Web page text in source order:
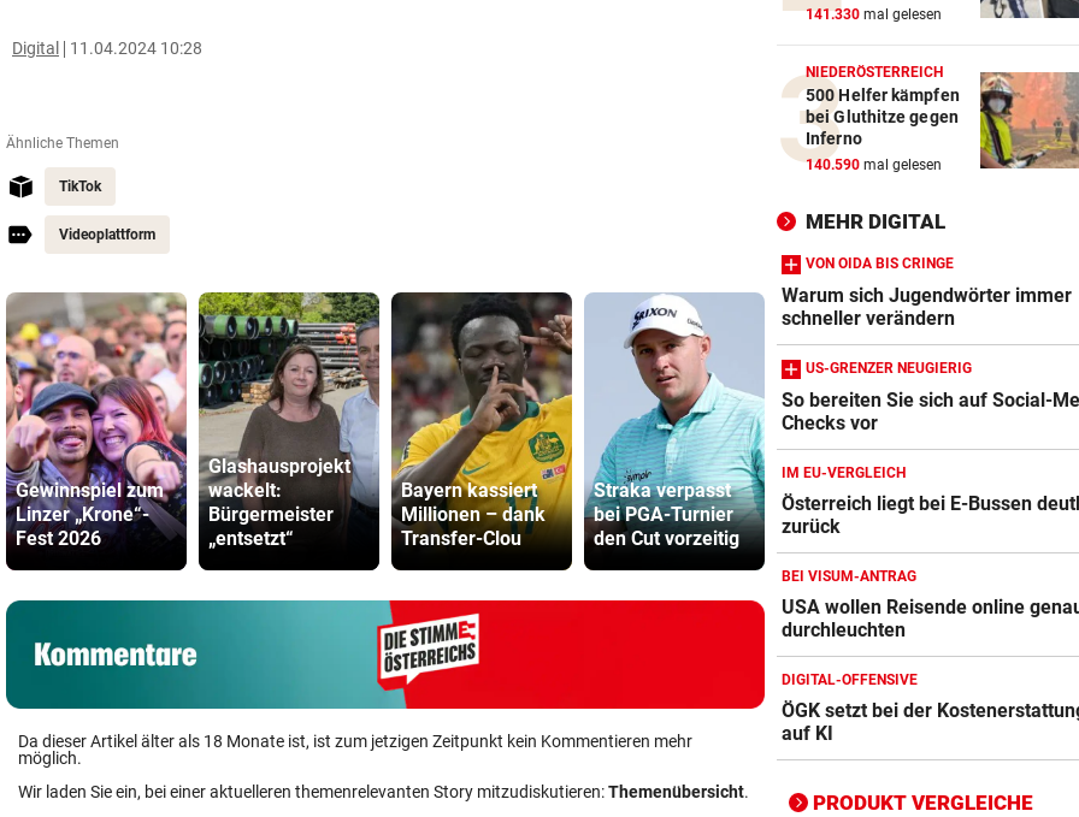
Digital 11.04.2024 10:28
Ähnliche Themen
TikTok
Videoplattform
Gewinnspiel zum
Linzer „Krone“-
Fest 2026
Glashausprojekt
wackelt:
Bürgermeister
„entsetzt“
Bayern kassiert
Millionen – dank
Transfer-Clou
Straka verpasst
bei PGA-Turnier
den Cut vorzeitig
Wir verlosen 22 x
1 Getränkekühler
für heiße Tage!
Sager
Mütter-
Da dieser Artikel älter als 18 Monate ist, ist zum jetzigen Zeitpunkt kein Kommentieren mehr
möglich.
Wir laden Sie ein, bei einer aktuelleren themenrelevanten Story mitzudiskutieren:Themenübersicht.
NEUN GROSSE PREISE
Fest 2026
BUNDESLIGA IM TICKER vor
LIVE ab 19.30 Uhr:
141.330 mal gelesen
NIEDERÖSTERREICH
500 Helfer kämpfen
bei Gluthitze gegen
Inferno
140.590 mal gelesen
MEHR DIGITAL
VON OIDA BIS CRINGE
Warum sich Jugendwörter immer
schneller verändern
US-GRENZER NEUGIERIG
So bereiten Sie sich auf Social-
Checks vor
IM EU-VERGLEICH
Österreich liegt bei E-Bussen
zurück
BEI VISUM-ANTRAG
USA wollen Reisende online
durchleuchten
DIGITAL-OFFENSIVE
ÖGK setzt bei der
auf KI
PRODUKT VERGLEICHE
Amazon-Kindle Vergleich
ZUM VERGLEICH
Apple-iPad Vergleich
ZUM VERGLEICH
ZUM VERGLEICH
Apple Macbook Vergleich
ZUM VERGLEICH
Bluetooth Lautsprecher Vergleich
ZUM VERGLEICH